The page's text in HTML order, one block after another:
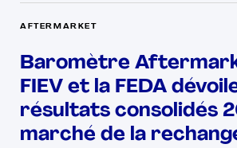
AFTERMARKET
Baromètre
FIEV et la FEDA
résultats consolidés
marché de la